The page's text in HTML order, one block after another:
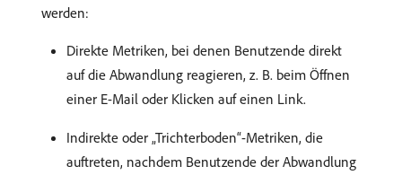
werden:
Direkte Metriken, bei denen Benutzende direkt
auf die Abwandlung reagieren, z. B. beim Öffnen
einer E-Mail oder Klicken auf einen Link.
Indirekte oder „Trichterboden“-Metriken, die
auftreten, nachdem Benutzende der Abwandlung